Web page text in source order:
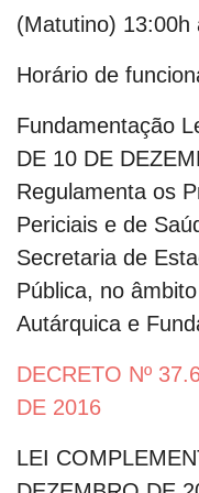
(Matutino) 13:00h
Horário de
Fundamentação
DE 10 DE
Regulamenta os
Periciais e de
Secretaria de
Pública, no
Autárquica e
DECRETO Nº
DE 2016
LEI